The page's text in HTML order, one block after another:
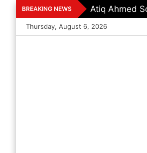
Skip
to
content
BREAKING NEWS Atiq Ahmed
Thursday, August 6, 2026